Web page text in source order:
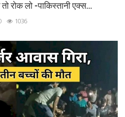
रोक लो -पाकिस्तानी एक्स...
1036